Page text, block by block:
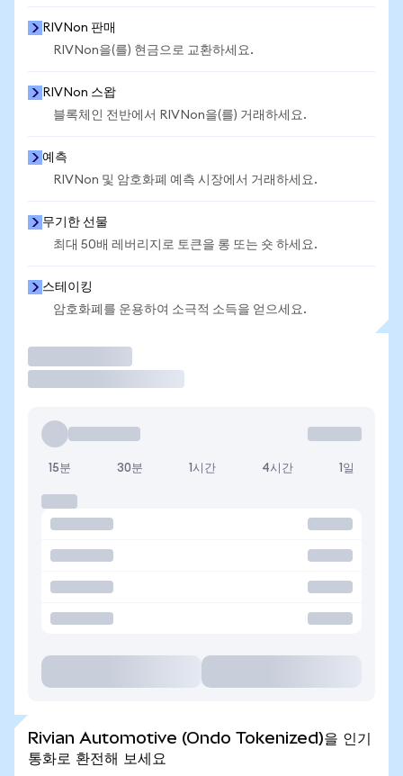
RIVNon 판매
RIVNon을(를) 현금으로 교환하세요.
RIVNon 스왑
블록체인 전반에서 RIVNon을(를) 거래하세요.
예측
RIVNon 및 암호화폐 예측 시장에서 거래하세요.
무기한 선물
최대 50배 레버리지로 토큰을 롱 또는 숏 하세요.
스테이킹
암호화폐를 운용하여 소극적 소득을 얻으세요.
15분 30분 1시간 4시간 1일
Rivian Automotive (Ondo Tokenized)을 인기
통화로 환전해 보세요